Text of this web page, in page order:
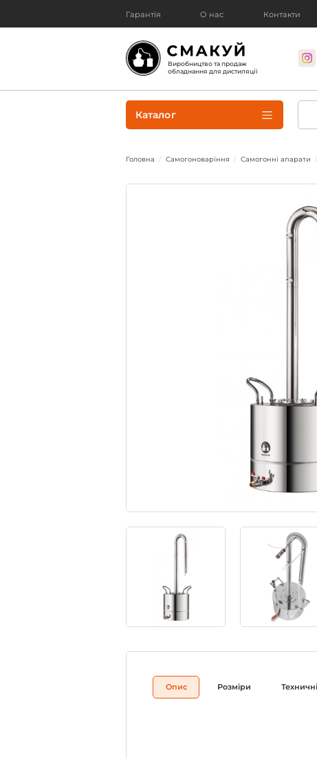
Гарантія О нас Контакти
Виробництво та продаж
обладнання для дистиляції
Каталог
Головна Самогоноваріння Самогонні апарати
Опис Розміри